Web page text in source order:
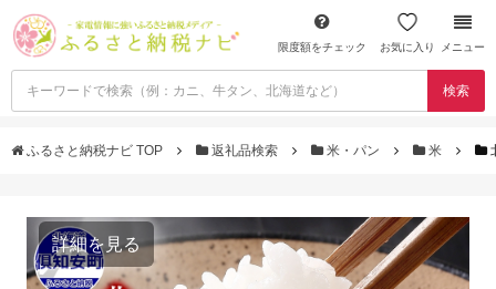
限度額をチェック お気に入り メニュー
検索
ふるさと納税ナビ TOP 返礼品検索 米・パン 米
詳細を見る